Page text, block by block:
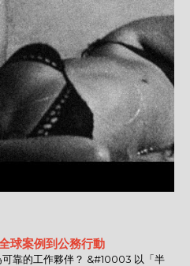
球案例到公務行動
靠的工作夥伴？ &#10003 以「半